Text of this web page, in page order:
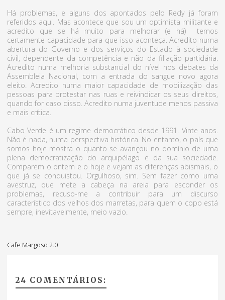
Há problemas, e alguns dos apontados pelo Redy já foram
referidos aqui. Mas acontece que sou um optimista militante e
acredito que se há muito para melhorar (e há) temos
certamente capacidade para que isso aconteça. Acredito numa
abertura do Governo e dos serviços do Estado à sociedade
civil, dependente da competência e não da filiação partidária.
Acredito numa melhoria substancial do nível nos debates da
Assembleia Nacional, com a entrada do sangue novo agora
eleito. Acredito numa maior capacidade de mobilização das
pessoas para protestar nas ruas e reivindicar os seus direitos,
quando for caso disso. Acredito numa juventude menos passiva
e mais crítica.
Cabo Verde é um regime democrático desde 1991. Vinte anos.
Não é nada, numa perspectiva histórica. No entanto, o país que
somos hoje mostra o quanto se avançou no domínio de uma
plena democratização do arquipélago e da sua sociedade.
Comparem o ontem e o hoje e vejam as diferenças abismais, o
que já se conquistou. Orgulhoso, sim. Sem fazer como uma
avestruz, que mete a cabeça na areia para esconder os
problemas, recuso-me a contribuir para um discurso
característico dos velhos dos marretas, para quem o copo está
sempre, inevitavelmente, meio vazio.
Cafe Margoso 2.0
24 COMENTÁRIOS: